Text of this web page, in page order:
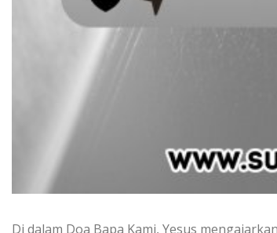
Di dalam Doa Bapa Kami, Yesus